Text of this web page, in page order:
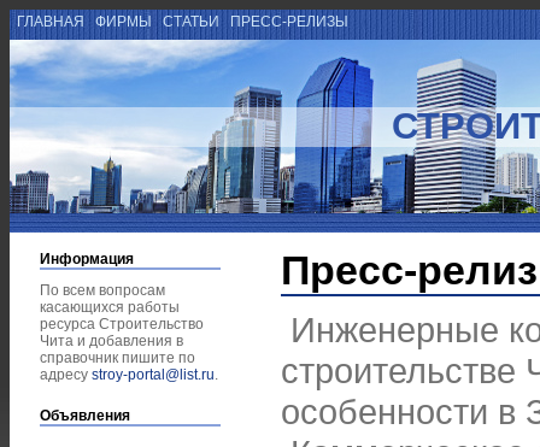
ГЛАВНАЯ ФИРМЫ СТАТЬИ ПРЕСС-РЕЛИЗЫ
Информация
По всем вопросам
касающихся работы
ресурса Строительство
Чита и добавления в
справочник пишите по
адресу stroy-portal@list.ru.
Объявления
Пресс-
Инженерные
особенности в